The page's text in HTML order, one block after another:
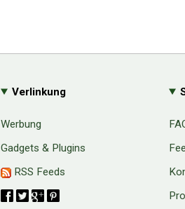
Verlinkung
Werbung
Gadgets & Plugins
RSS Feeds